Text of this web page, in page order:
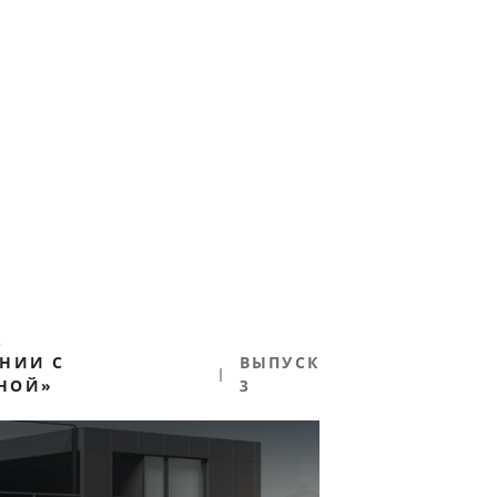
С
ВЫПУСК
3